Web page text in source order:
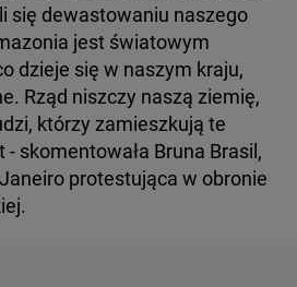
się dewastowaniu naszego
jest światowym
dzieje się w naszym kraju,
Rząd niszczy naszą ziemię,
którzy zamieszkują te
skomentowała Bruna Brasil,
protestująca w obronie